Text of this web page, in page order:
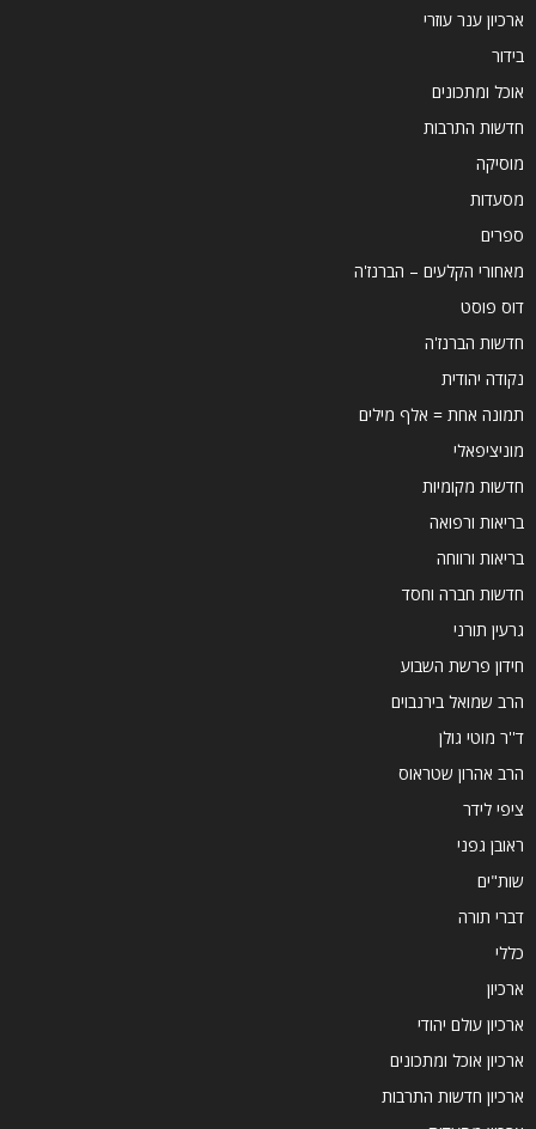
ארכיון ענר עוזרי
בידור
אוכל ומתכונים
חדשות התרבות
מוסיקה
מסעדות
ספרים
מאחורי הקלעים – הברנז'ה
דוס פוסט
חדשות הברנז'ה
נקודה יהודית
תמונה אחת = אלף מילים
מוניציפאלי
חדשות מקומיות
בריאות ורפואה
בריאות ורווחה
חדשות חברה וחסד
גרעין תורני
חידון פרשת השבוע
הרב שמואל בירנבוים
ד''ר מוטי גולן
הרב אהרון שטראוס
ציפי לידר
ראובן גפני
שות"ים
דברי תורה
כללי
ארכיון
ארכיון עולם יהודי
ארכיון אוכל ומתכונים
ארכיון חדשות התרבות